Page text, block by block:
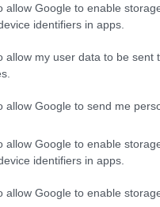
allow Google to enable
identifiers in apps.
allow my user data to be sent
allow Google to send me
allow Google to enable
identifiers in apps.
allow Google to enable
εκατ. ευρώ για τις
από τους τέως